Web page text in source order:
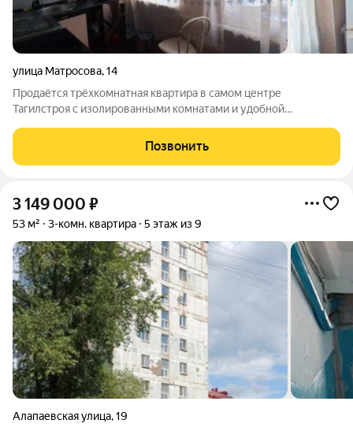
улица Матросова,14
Продаётся трёхкомнатная квартира в самом центре
Тагилстроя с изолированными комнатами и удобной
натяжные потолки, пластиковые окна, санузел облицован
кафелем. Квартира требует лишь лёгкого
Позвонить
3 149 000 ₽
53 м² 3-комн. квартира 5 этаж из 9
Алапаевская улица,19